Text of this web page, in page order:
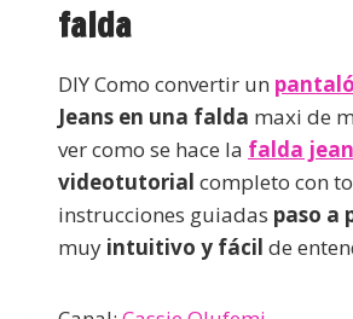
falda
DIY Como convertir un
Jeans en una falda maxi de
ver como se hace la falda
videotutorial completo con
instrucciones guiadas paso a
muy intuitivo y fácil de